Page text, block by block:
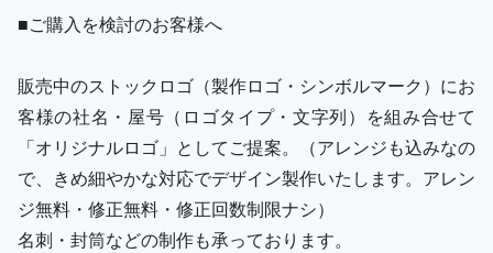
■ご購入を検討のお客様へ
販売中のストックロゴ（製作ロゴ・シンボルマーク）にお
客様の社名・屋号（ロゴタイプ・文字列）を組み合せて
「オリジナルロゴ」としてご提案。（アレンジも込みなの
で、きめ細やかな対応でデザイン製作いたします。アレン
ジ無料・修正無料・修正回数制限ナシ）
名刺・封筒などの制作も承っております。